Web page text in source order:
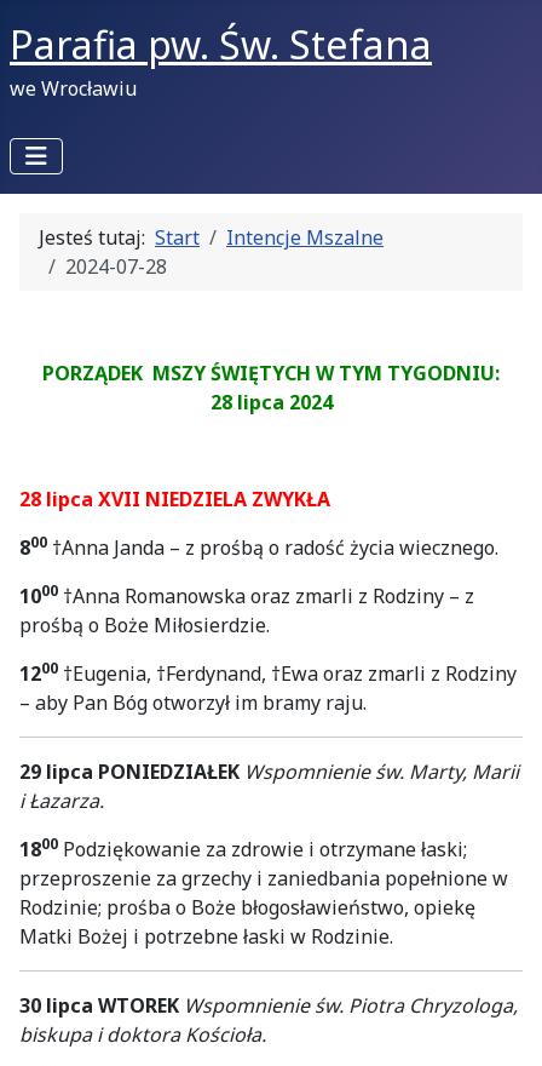
Parafia pw. Św. Stefana
we Wrocławiu
Jesteś tutaj: Start
Intencje Mszalne
2024-07-28
PORZĄDEK MSZY ŚWIĘTYCH W TYM TYGODNIU:
28 lipca 2024
28 lipca XVII NIEDZIELA ZWYKŁA
800 †Anna Janda – z prośbą o radość życia wiecznego.
1000 †Anna Romanowska oraz zmarli z Rodziny – z
prośbą o Boże Miłosierdzie.
1200 †Eugenia, †Ferdynand, †Ewa oraz zmarli z Rodziny
– aby Pan Bóg otworzył im bramy raju.
29 lipca PONIEDZIAŁEK Wspomnienie św. Marty, Marii
i Łazarza.
1800 Podziękowanie za zdrowie i otrzymane łaski;
przeproszenie za grzechy i zaniedbania popełnione w
Rodzinie; prośba o Boże błogosławieństwo, opiekę
Matki Bożej i potrzebne łaski w Rodzinie.
30 lipca WTOREK Wspomnienie św. Piotra Chryzologa,
biskupa i doktora Kościoła.